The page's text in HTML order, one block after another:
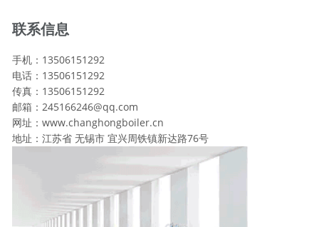
联系信息
手机：13506151292
电话：13506151292
传真：13506151292
邮箱：245166246@qq.com
网址：www.changhongboiler.cn
地址：江苏省 无锡市 宜兴周铁镇新达路76号